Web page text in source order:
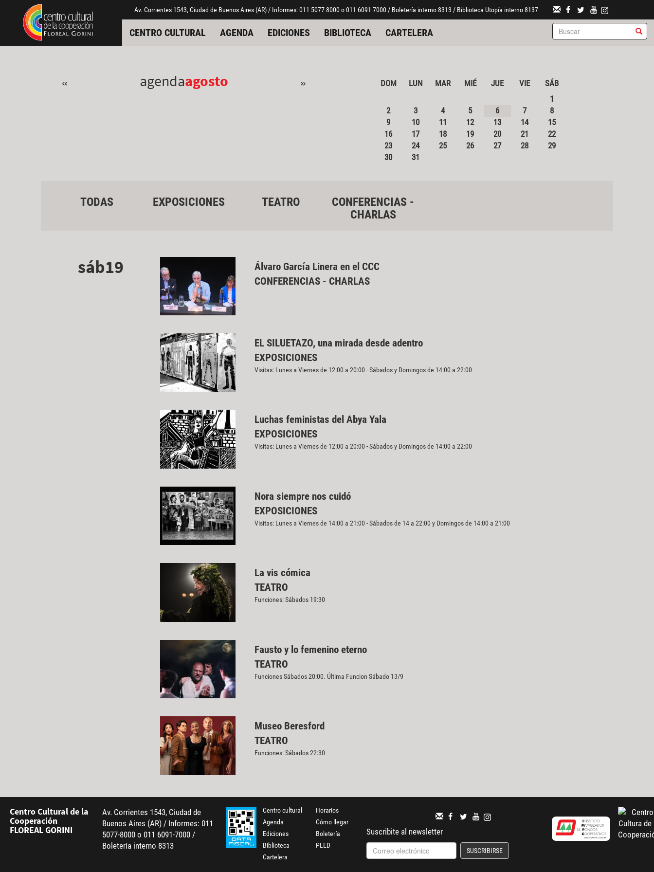
Pasar al contenido principal
Jump to main content Av. Corrientes 1543, Ciudad de Buenos Aires (AR) / Informes: 011 5077-8000 o 011 6091-7000 / Boletería interno 8313 / Biblioteca Utopía interno 8137
CENTRO CULTURAL AGENDA EDICIONES BIBLIOTECA CARTELERA
« agendaagosto » DOM LUN MAR MIÉ JUE VIE
SÁB
1
2
3 4 5 6 7
8
9
10 11 12 13 14
15
16
17 18 19 20 21
22
23
24 25 26 27 28
29
30
31
TODAS EXPOSICIONES TEATRO
CONFERENCIAS -
CHARLAS
sáb19
Álvaro García Linera en el CCC
CONFERENCIAS - CHARLAS
EL SILUETAZO, una mirada desde adentro
EXPOSICIONES
Visitas: Lunes a Viernes de 12:00 a 20:00 - Sábados y Domingos de 14:00 a 22:00
Luchas feministas del Abya Yala
EXPOSICIONES
Visitas: Lunes a Viernes de 12:00 a 20:00 - Sábados y Domingos de 14:00 a 22:00
Nora siempre nos cuidó
EXPOSICIONES
Visitas: Lunes a Viernes de 14:00 a 21:00 - Sábados de 14 a 22:00 y Domingos de 14:00 a 21:00
La vis cómica
TEATRO
Funciones: Sábados 19:30
Fausto y lo femenino eterno
TEATRO
Funciones Sábados 20:00. Última Funcion Sábado 13/9
Museo Beresford
TEATRO
Funciones: Sábados 22:30
Centro Cultural de la
Cooperación
FLOREAL GORINI
Av. Corrientes 1543, Ciudad de
Buenos Aires (AR) / Informes: 011
5077-8000 o 011 6091-7000 /
Boletería interno 8313
Centro cultural
Agenda
Ediciones
Biblioteca
Cartelera
Horarios
Cómo llegar
Boletería
PLED
Suscribite al newsletter
SUSCRIBIRSE